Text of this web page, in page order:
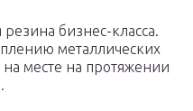
бизнес-класса.
металлических
на месте на протяжении